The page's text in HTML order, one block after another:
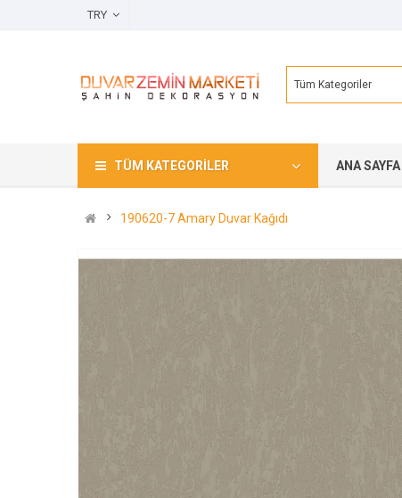
Tüm Kategoriler
TÜM KATEGORILER ANA SAYFA
190620-7 Amary Duvar Kağıdı